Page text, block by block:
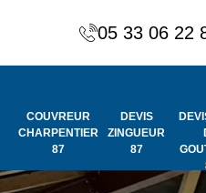
05 33 06 22
COUVREUR
CHARPENTIER
87
DEVIS
ZINGUEUR
87